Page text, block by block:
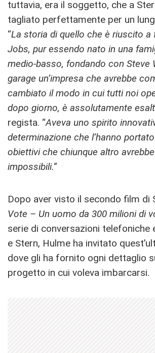
tuttavia, era il soggetto, che a
tagliato perfettamente per un
“La storia di quello che è riuscito a
Jobs, pur essendo nato in una
medio-basso, fondando con Steve
garage un’impresa che avrebbe
cambiato il modo in cui tutti noi
dopo giorno, è assolutamente
regista. “Aveva uno spirito
determinazione che l’hanno
obiettivi che chiunque altro
impossibili.”
Dopo aver visto il secondo film di
Vote – Un uomo da 300 milioni di
serie di conversazioni telefoniche
e Stern, Hulme ha invitato
dove gli ha fornito ogni dettaglio
progetto in cui voleva imbarcarsi.